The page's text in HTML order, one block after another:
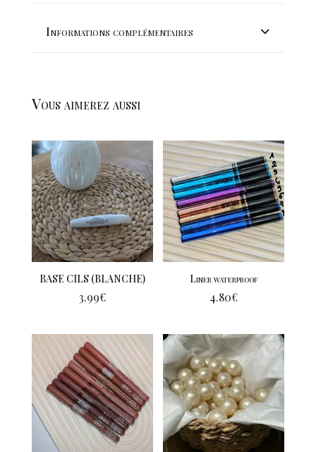
Informations complémentaires
Vous aimerez aussi
BASE CILS (BLANCHE)
3.99€
Liner waterproof
4.80€